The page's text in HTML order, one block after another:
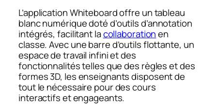
L’application Whiteboard offre un tableau
blanc numérique doté d’outils d’annotation
intégrés, facilitant lacollaborationen
classe. Avec une barre d’outils flottante, un
espace de travail infini et des
fonctionnalités telles que des règles et des
formes 3D, les enseignants disposent de
tout le nécessaire pour des cours
interactifs et engageants.